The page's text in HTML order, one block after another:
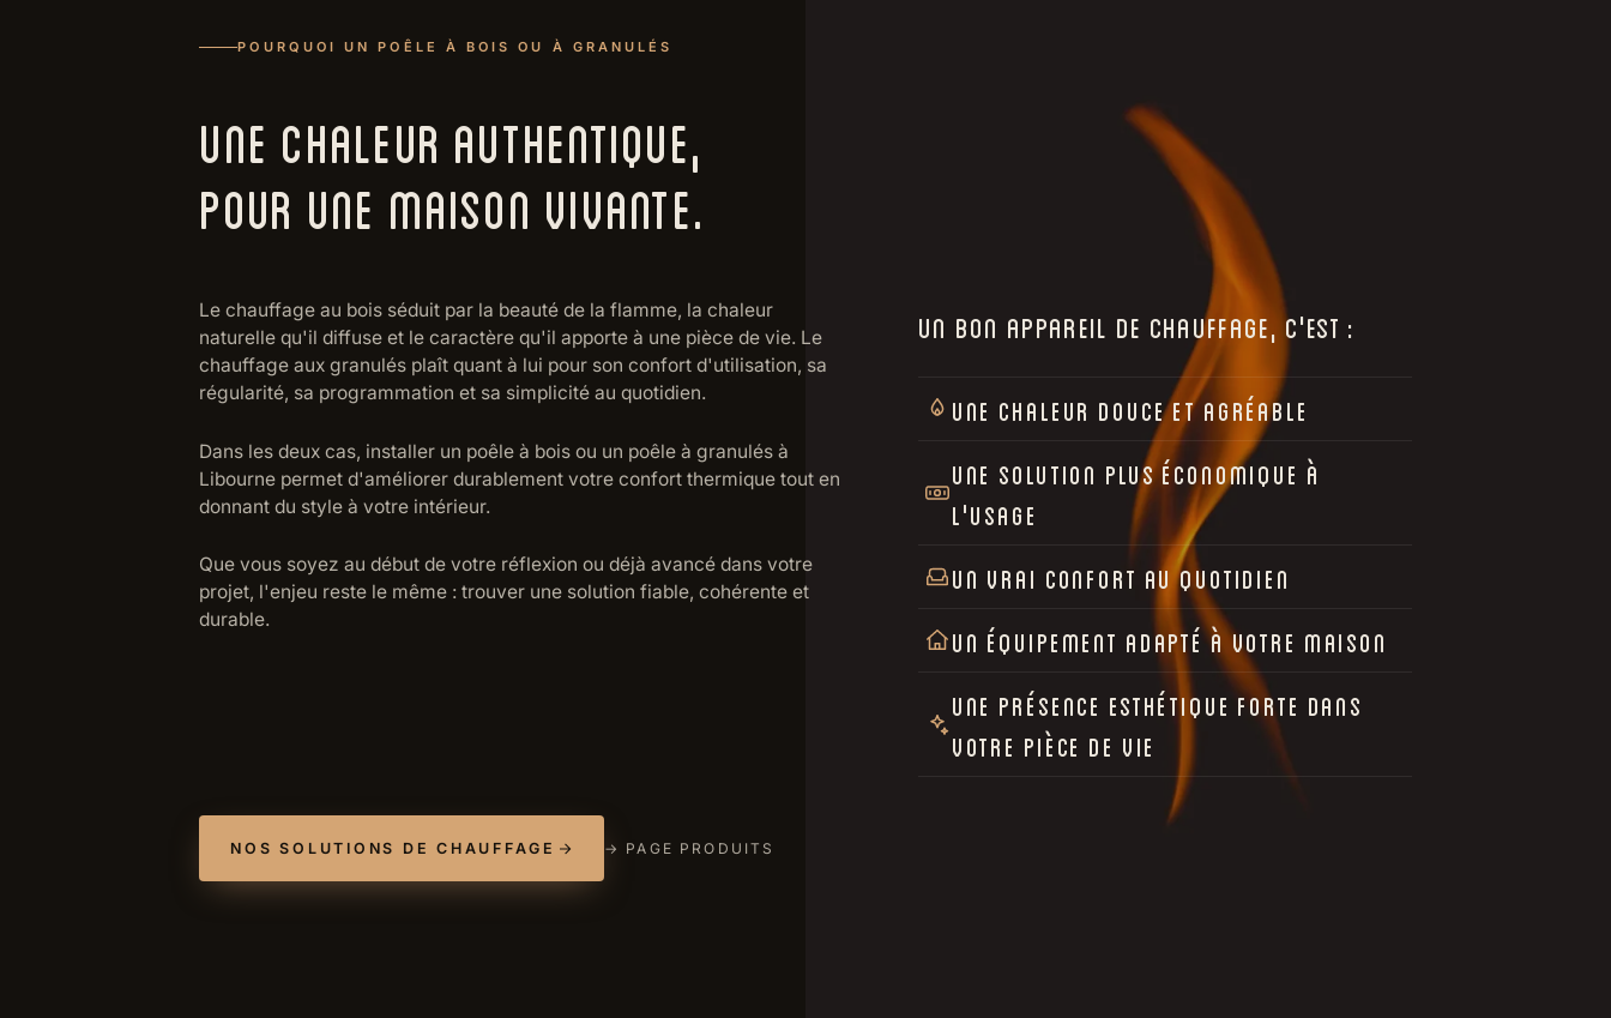
POURQUOI UN POÊLE À BOIS OU À GRANULÉS
UNE CHALEUR AUTHENTIQUE,
POUR UNE MAISON VIVANTE.
Le chauffage au bois séduit par la beauté de la flamme, la chaleur
naturelle qu'il diffuse et le caractère qu'il apporte à une pièce de vie. Le
chauffage aux granulés plaît quant à lui pour son confort d'utilisation, sa
régularité, sa programmation et sa simplicité au quotidien.
Dans les deux cas, installer un poêle à bois ou un poêle à granulés à
Libourne permet d'améliorer durablement votre confort thermique tout en
donnant du style à votre intérieur.
Que vous soyez au début de votre réflexion ou déjà avancé dans votre
projet, l'enjeu reste le même : trouver une solution fiable, cohérente et
durable.
UN BON APPAREIL DE CHAUFFAGE, C'EST :
UNE CHALEUR DOUCE ET AGRÉABLE
UNE SOLUTION PLUS ÉCONOMIQUE À
L'USAGE
UN VRAI CONFORT AU QUOTIDIEN
UN ÉQUIPEMENT ADAPTÉ À VOTRE MAISON
UNE PRÉSENCE ESTHÉTIQUE FORTE DANS
VOTRE PIÈCE DE VIE
NOS SOLUTIONS DE CHAUFFAGE → PAGE PRODUITS